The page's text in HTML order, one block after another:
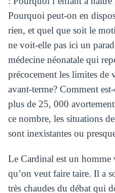
Pourquoi peut-on en
rien, et quel que soit le
ne voit-elle pas ici un
médecine néonatale qui
précocement les limites de
avant-terme? Comment
plus de 25, 000
ce nombre, les situations
sont inexistantes ou
Le Cardinal est un homme
qu’on veut faire taire. Il a
très chaudes du débat qui